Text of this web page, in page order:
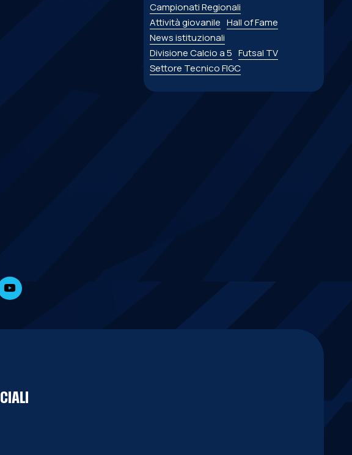
Campionati Regionali
Attività giovanile Hall of Fame
News istituzionali
Divisione Calcio a 5 Futsal TV
Settore Tecnico FIGC